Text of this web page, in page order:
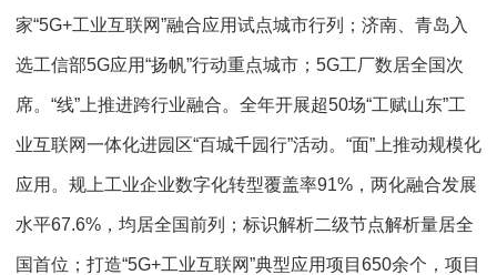
家“5G+工业互联网”融合应用试点城市行列；济南、青岛入
选工信部5G应用“扬帆”行动重点城市；5G工厂数居全国次
席。“线”上推进跨行业融合。全年开展超50场“工赋山东”工
业互联网一体化进园区“百城千园行”活动。“面”上推动规模化
应用。规上工业企业数字化转型覆盖率91%，两化融合发展
水平67.6%，均居全国前列；标识解析二级节点解析量居全
国首位；打造“5G+工业互联网”典型应用项目650余个，项目